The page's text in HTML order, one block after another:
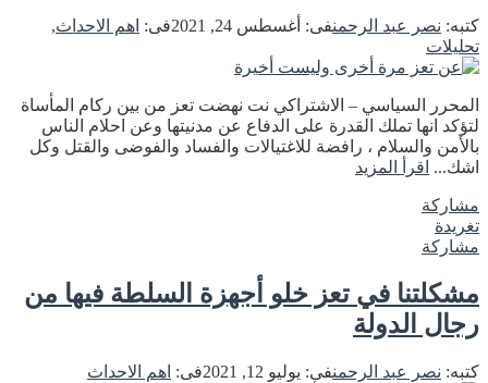
كتبه: نصر عبد الرحمنفى: أغسطس 24, 2021 فى: اهم الاحداث,
تحليلات
المحرر السياسي – الاشتراكي نت نهضت تعز من بين ركام المأساة
لتؤكد انها تملك القدرة على الدفاع عن مدنيتها وعن احلام الناس
بالأمن والسلام ، رافضة للاغتيالات والفساد والفوضى والقتل وكل
اشك... اقرأ المزيد
مشاركة
تغريدة
مشاركة
مشكلتنا في تعز خلو أجهزة السلطة فيها من
رجال الدولة
كتبه: نصر عبد الرحمنفى: يوليو 12, 2021 فى: اهم الاحداث